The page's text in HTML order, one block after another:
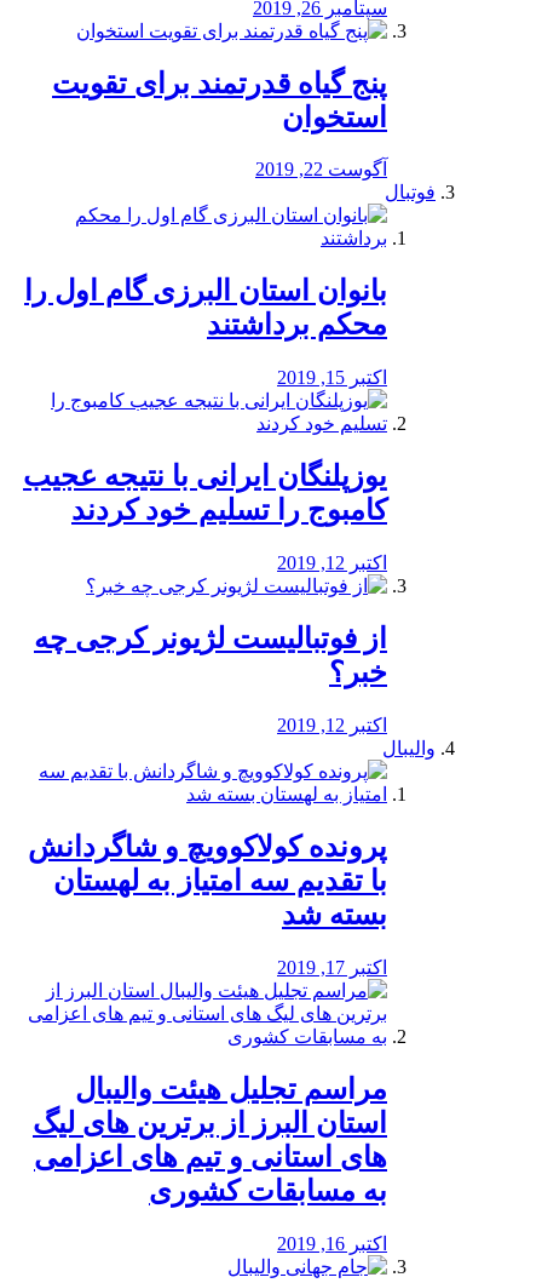
سپتامبر 26, 2019
پنج گیاه قدرتمند برای تقویت
استخوان
آگوست 22, 2019
فوتبال
بانوان استان البرزی گام اول را
محكم برداشتند
اکتبر 15, 2019
یوزپلنگان ایرانی با نتیجه عجیب
کامبوج را تسلیم خود کردند
اکتبر 12, 2019
از فوتبالیست لژیونر کرجی چه
خبر؟
اکتبر 12, 2019
والیبال
پرونده کولاکوویچ و شاگردانش
با تقدیم سه امتیاز به لهستان
بسته شد
اکتبر 17, 2019
مراسم تجلیل هیئت والیبال
استان البرز از برترین های لیگ
های استانی و تیم های اعزامی
به مسابقات کشوری
اکتبر 16, 2019